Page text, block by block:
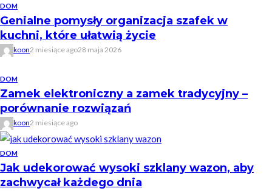
DOM
Genialne pomysły organizacja szafek w
kuchni, które ułatwią życie
koon2 miesiące ago28 maja 2026
DOM
Zamek elektroniczny a zamek tradycyjny –
porównanie rozwiązań
koon2 miesiące ago
DOM
Jak udekorować wysoki szklany wazon, aby
zachwycał każdego dnia